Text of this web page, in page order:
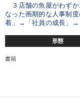
３店舗の魚屋がわずか
なった画期的な人事制
着」→「社員の成長」→
形態
書籍